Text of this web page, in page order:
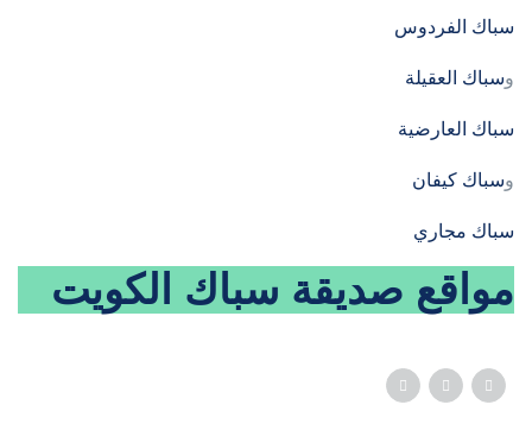
سباك الفردوس
وسباك العقيلة
سباك العارضية
وسباك كيفان
سباك مجاري
مواقع صديقة سباك الكويت